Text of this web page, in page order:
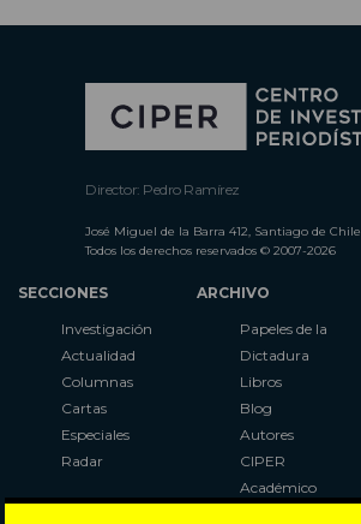
Director: Pedro Ramírez
José Miguel de la Barra 412, Santiago de Chile
Todos los derechos reservados © 2007-2026
SECCIONES
Investigación
Actualidad
Columnas
Cartas
Especiales
Radar
ARCHIVO
Papeles de la
Dictadura
Libros
Blog
Autores
CIPER
Académico